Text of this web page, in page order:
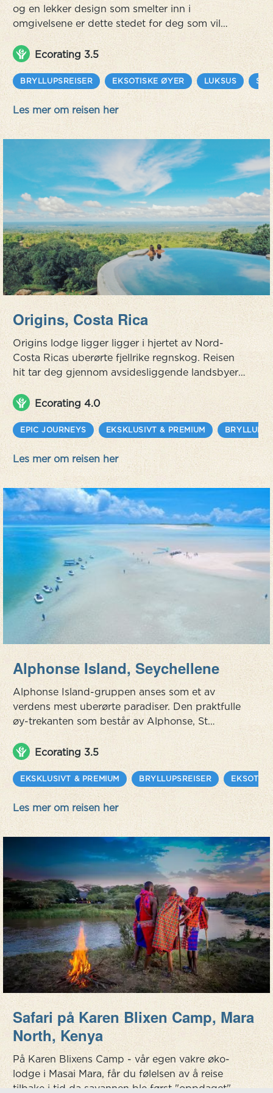
og en lekker design som smelter inn i
omgivelsene er dette stedet for deg som vil
oppleve luksus på riktig. Hit kommer du for å
slappe av, nyte fantastisk mat og bli henført av
de vakre omgivelsene. Boutique resorten ligger
på den sørlige delen av Sri Lanka nære den
sjarmerende og historiske handelshavnen Galle,
og består av syv private villaer o...
Ecorating 3.5
BRYLLUPSREISER EKSOTISKE ØYER LUKSUS
Les mer om reisen her
Origins, Costa Rica
Origins lodge ligger ligger i hjertet av Nord-
Costa Ricas uberørte fjellrike regnskog. Reisen
hit tar deg gjennom avsidesliggende landsbyer
og steder hvor ikke mange turister kommer.
Resorten ligger i en frodig skog med limegrønne
papegøyer, gulbrystede tukaner og du kan høre
lyden av frosker og brøleaper fra skjulte hjørner
av jungelen. Det er kun 6 lodger og en 3-roms
villa som ligger i bakke...
Ecorating 4.0
EPIC JOURNEYS EKSKLUSIVT & PREMIUM
Les mer om reisen her
Alphonse Island, Seychellene
Alphonse Island-gruppen anses som et av
verdens mest uberørte paradiser. Den praktfulle
øy-trekanten som består av Alphonse, St
Francois og Bijoutier ligger i hjertet av Det
indiske hav og er en del av Seychellenes ytre
øyer. Vakre, hvite strender er kantet med tett
skog, og kokosnøttrær. Her finner du gamle
skilpadder, scurrying-krabber og et interessant
utvalg av fuglearter. Opplev den rå skj...
Ecorating 3.5
EKSKLUSIVT & PREMIUM BRYLLUPSREISER
Les mer om reisen her
Safari på Karen Blixen Camp, Mara
North, Kenya
På Karen Blixens Camp - vår egen vakre øko-
lodge i Masai Mara, får du følelsen av å reise
tilbake i tid da savannen ble først "oppdaget"